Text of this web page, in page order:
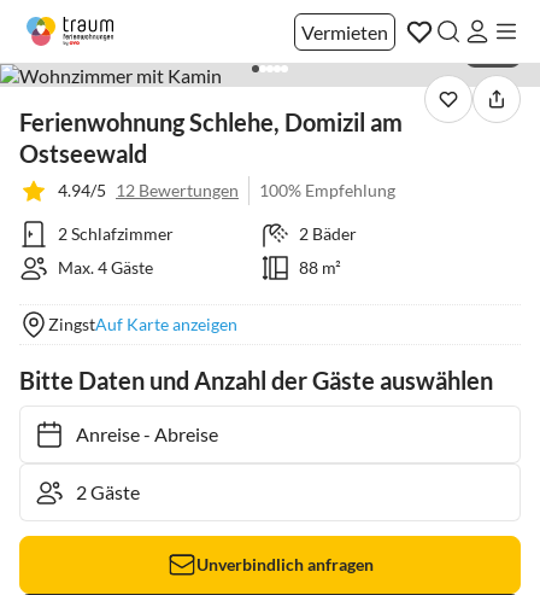
Vermieten
Ferienwohnung Schlehe, Domizil am
Ostseewald
4.94/5 12 Bewertungen 100% Empfehlung
2 Schlafzimmer
2 Bäder
Max. 4 Gäste
88 m²
ZingstAuf Karte anzeigen
Bitte Daten und Anzahl der Gäste auswählen
Anreise- Abreise
Unverbindlich anfragen